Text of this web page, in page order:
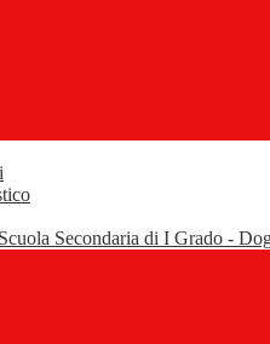
Secondaria di I Grado -